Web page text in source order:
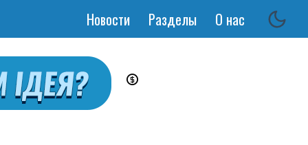
Основная
Новости Разделы О нас